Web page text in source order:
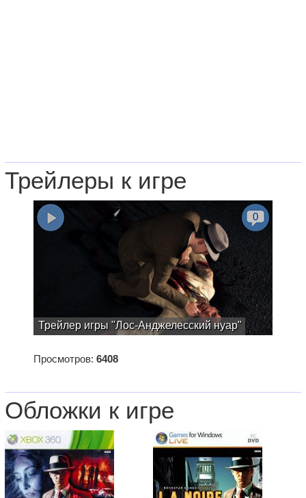
Трейлеры к игре
Трейлер игры "Лос-Анджелесский нуар"
0
Просмотров: 6408
Обложки к игре